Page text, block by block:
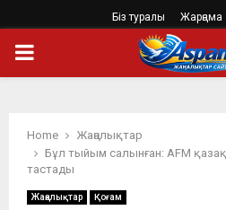
Біз туралы Жарңама
PRIMARY
Home
Жаңалықтар
Бұл тыйым салынған: AFM
тастады
Жаңалықтар Қоғам